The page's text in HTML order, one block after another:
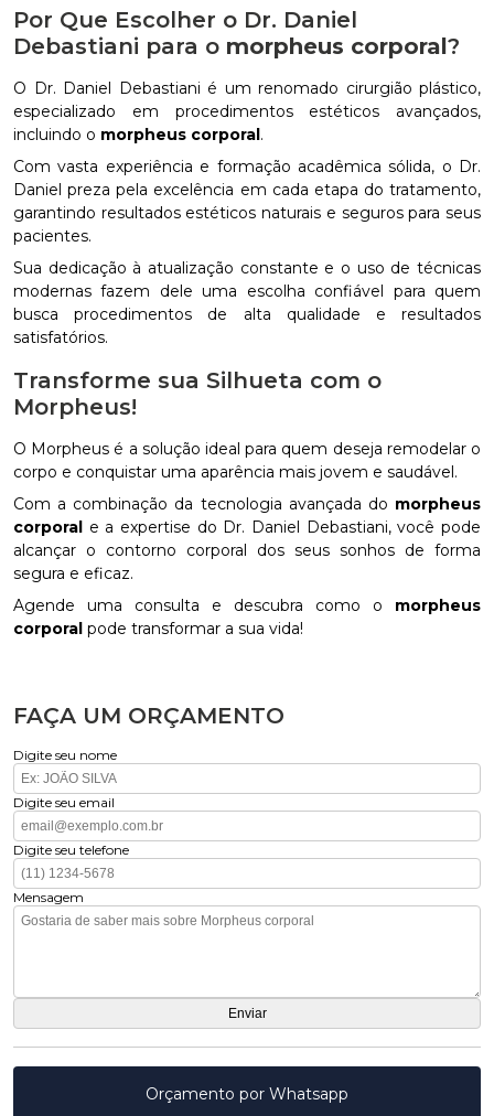
Por Que Escolher o Dr. Daniel
Debastiani para o morpheus corporal?
O Dr. Daniel Debastiani é um renomado cirurgião plástico,
especializado em procedimentos estéticos avançados,
incluindo o morpheus corporal.
Com vasta experiência e formação acadêmica sólida, o Dr.
Daniel preza pela excelência em cada etapa do tratamento,
garantindo resultados estéticos naturais e seguros para seus
pacientes.
Sua dedicação à atualização constante e o uso de técnicas
modernas fazem dele uma escolha confiável para quem
busca procedimentos de alta qualidade e resultados
satisfatórios.
Transforme sua Silhueta com o
Morpheus!
O Morpheus é a solução ideal para quem deseja remodelar o
corpo e conquistar uma aparência mais jovem e saudável.
Com a combinação da tecnologia avançada do morpheus
corporal e a expertise do Dr. Daniel Debastiani, você pode
alcançar o contorno corporal dos seus sonhos de forma
segura e eficaz.
Agende uma consulta e descubra como o morpheus
corporal pode transformar a sua vida!
FAÇA UM ORÇAMENTO
Digite seu nome
Digite seu email
Digite seu telefone
Mensagem
Orçamento por Whatsapp